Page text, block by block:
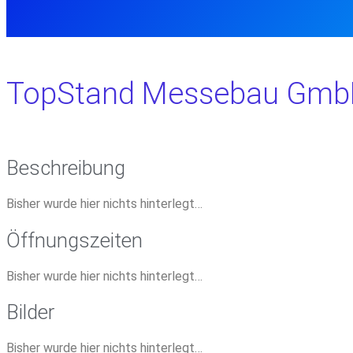
TopStand Messebau
Beschreibung
Bisher wurde hier nichts hinterlegt…
Öffnungszeiten
Bisher wurde hier nichts hinterlegt…
Bilder
Bisher wurde hier nichts hinterlegt…